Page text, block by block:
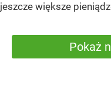
jeszcze większe
Pokaż